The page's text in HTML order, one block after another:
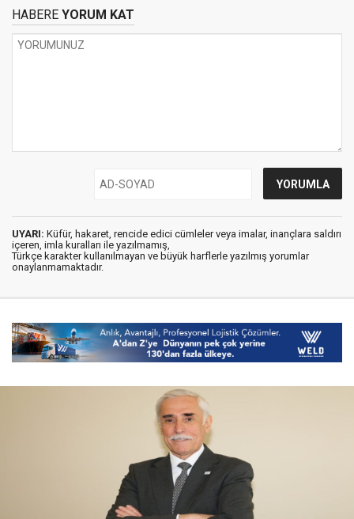
HABERE YORUM KAT
UYARI: Küfür, hakaret, rencide edici cümleler veya imalar, inançlara saldırı
içeren, imla kuralları ile yazılmamış,
Türkçe karakter kullanılmayan ve büyük harflerle yazılmış yorumlar
onaylanmamaktadır.